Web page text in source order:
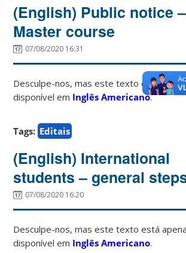
(English) Public notice –
Master course
07/08/2020 16:31
Desculpe-nos, mas este texto está
disponível em Inglês Americano.
Tags: Editais
(English) International
students – general
07/08/2020 16:20
Desculpe-nos, mas este texto está
disponível em Inglês Americano.